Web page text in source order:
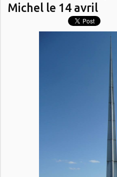
Michel le 14 avril